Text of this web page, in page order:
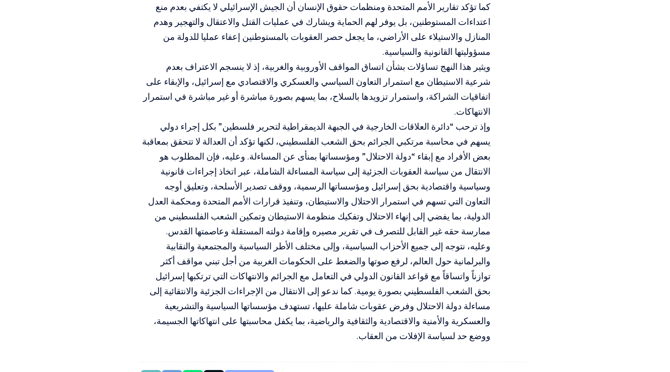
كما تؤكد تقارير الأمم المتحدة ومنظمات حقوق الإنسان أن الجيش الإسرائيلي لا يكتفي بعدم منع
اعتداءات المستوطنين، بل يوفر لهم الحماية ويشارك في عمليات القتل والاعتقال والتهجير وهدم
المنازل والاستيلاء على الأراضي، ما يجعل حصر العقوبات بالمستوطنين إعفاء عمليا للدولة من
مسؤوليتها القانونية والسياسية.
ويثير هذا النهج تساؤلات بشأن اتساق المواقف الأوروبية والغربية، إذ لا ينسجم الاعتراف بعدم
شرعية الاستيطان مع استمرار التعاون السياسي والعسكري والاقتصادي مع إسرائيل، والإبقاء على
اتفاقيات الشراكة، واستمرار تزويدها بالسلاح، بما يسهم بصورة مباشرة أو غير مباشرة في استمرار
الانتهاكات.
وإذ ترحب “دائرة العلاقات الخارجية في الجبهة الديمقراطية لتحرير فلسطين” بكل إجراء دولي
يسهم في محاسبة مرتكبي الجرائم بحق الشعب الفلسطيني، لكنها تؤكد أن العدالة لا تتحقق بمعاقبة
بعض الأفراد مع إبقاء “دولة الاحتلال” ومؤسساتها بمنأى عن المساءلة. وعليه، فإن المطلوب هو
الانتقال من سياسة العقوبات الجزئية إلى سياسة المساءلة الشاملة، عبر اتخاذ إجراءات قانونية
وسياسية واقتصادية بحق إسرائيل ومؤسساتها الرسمية، ووقف تصدير الأسلحة، وتعليق أوجه
التعاون التي تسهم في استمرار الاحتلال والاستيطان، وتنفيذ قرارات الأمم المتحدة ومحكمة العدل
الدولية، بما يفضي إلى إنهاء الاحتلال وتفكيك منظومة الاستيطان وتمكين الشعب الفلسطيني من
ممارسة حقه غير القابل للتصرف في تقرير مصيره وإقامة دولته المستقلة وعاصمتها القدس.
وعليه، نتوجه إلى جميع الأحزاب السياسية، وإلى مختلف الأطر السياسية والمجتمعية والنقابية
والبرلمانية حول العالم، لرفع صوتها والضغط على الحكومات الغربية من أجل تبني مواقف أكثر
توازناً واتساقاً مع قواعد القانون الدولي في التعامل مع الجرائم والانتهاكات التي ترتكبها إسرائيل
بحق الشعب الفلسطيني بصورة يومية. كما ندعو إلى الانتقال من الإجراءات الجزئية والانتقائية إلى
مساءلة دولة الاحتلال وفرض عقوبات شاملة عليها، تستهدف مؤسساتها السياسية والتشريعية
والعسكرية والأمنية والاقتصادية والثقافية والرياضية، بما يكفل محاسبتها على انتهاكاتها الجسيمة،
ووضع حد لسياسة الإفلات من العقاب.